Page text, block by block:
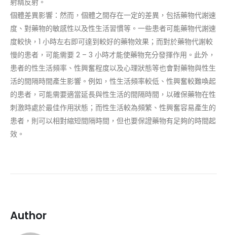
個體差異影響：然而，個體之間存在一定的差異，包括藥物代謝速
度、對藥物的敏感性以及性生活習慣等。一些患者可能藥物代謝速
度較快，1 小時左右即可達到較好的藥物效果；而對於藥物代謝較
慢的患者，可能需要 2 – 3 小時才能使藥物充分發揮作用。此外，
患者的性生活頻率、性興奮程度以及心理狀態等也會對藥物與性生
活的間隔時間產生影響。例如，性生活頻率較低、性興奮較難喚起
的患者，可能需要適當延長與性生活的間隔時間，以確保藥物在性
刺激時處於最佳作用狀態；而性生活較為頻繁、性興奮容易產生的
患者，則可以相對縮短間隔時間，但也要保證藥物有足夠的時間起
效。
Author